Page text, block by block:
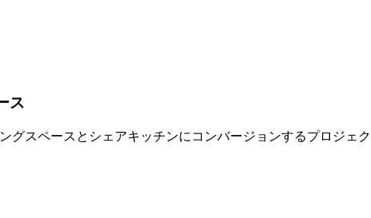
ス
グスペースとシェアキッチンにコンバージョンするプロジェ